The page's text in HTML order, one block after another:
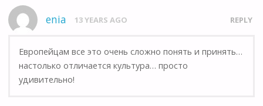
enia 13 YEARS AGO REPLY
Европейцам все это очень сложно понять и принять…
настолько отличается культура… просто
удивительно!